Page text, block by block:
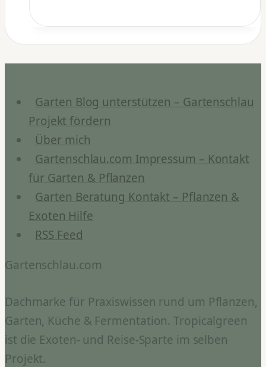
Eierschale
als
Dünger?
Garten Blog unterstützen – Gartenschlau
Projekt fördern
Über mich
Gartenschlau.com Impressum – Kontakt
für Garten & Pflanzen
Garten Beratung Kontakt – Pflanzen &
Exoten Hilfe
RSS Feed
Gartenschlau.com
Dachmarke für Praxiswissen rund um Pflanzen,
Garten, Küche & Fermentation. Tropicalgreen
ist die Exoten- und Reise-Sparte im selben
Projekt.